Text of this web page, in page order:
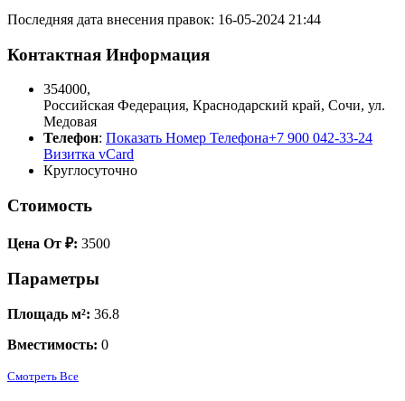
Последняя дата внесения правок: 16-05-2024 21:44
Контактная Информация
354000,
Российская Федерация, Краснодарский край, Сочи, ул.
Медовая
Телефон: Показать Номер Телефона+7 900 042-33-24
Визитка vCard
Круглосуточно
Стоимость
Цена От ₽: 3500
Параметры
Площадь м²: 36.8
Вместимость: 0
Смотреть Все